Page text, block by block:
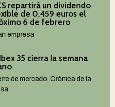
repartirá un dividendo
de 0,459 euros el
6 de febrero
empresa
35 cierra la semana
de mercado ,Crónica de la